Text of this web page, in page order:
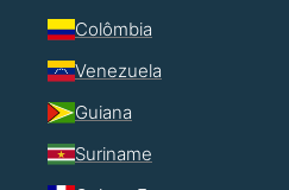
Colômbia
Venezuela
Guiana
Suriname